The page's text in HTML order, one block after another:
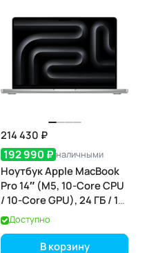
214 430 ₽
192 990 ₽ наличными
Ноутбук Apple MacBook
Pro 14″ (M5, 10-Core CPU
/ 10-Core GPU), 24 ГБ / 1
ТБ, Silver (серебристый)
(MDE64)
Доступно
В корзину